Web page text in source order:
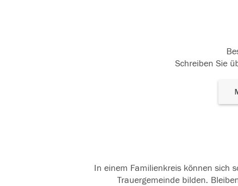
Schreiben Sie
In einem Familienkreis können sich
Trauergemeinde bilden.